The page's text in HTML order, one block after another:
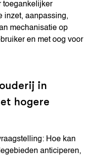
toegankelijker
inzet, aanpassing,
mechanisatie op
en met oog voor
in
hogere
Hoe kan
anticiperen,